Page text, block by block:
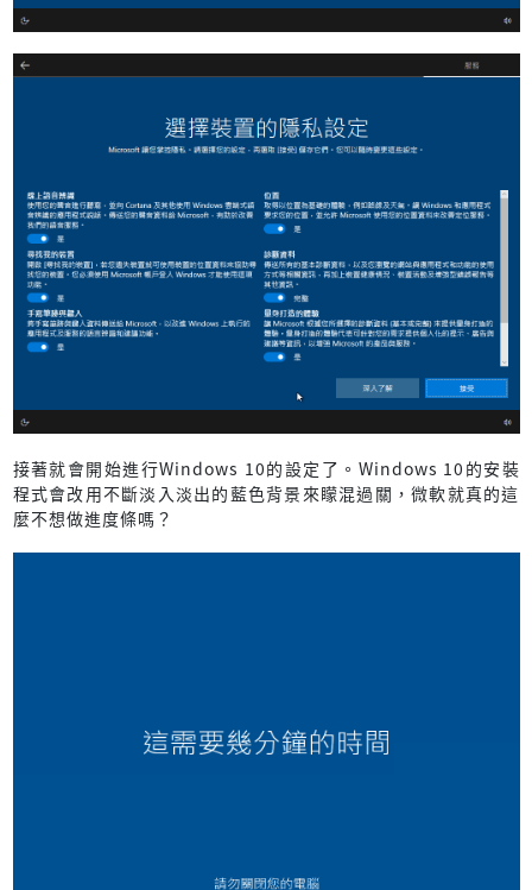
接著就會開始進行Windows 10的設定了。Windows 10的安裝
程式會改用不斷淡入淡出的藍色背景來矇混過關，微軟就真的這
麼不想做進度條嗎？